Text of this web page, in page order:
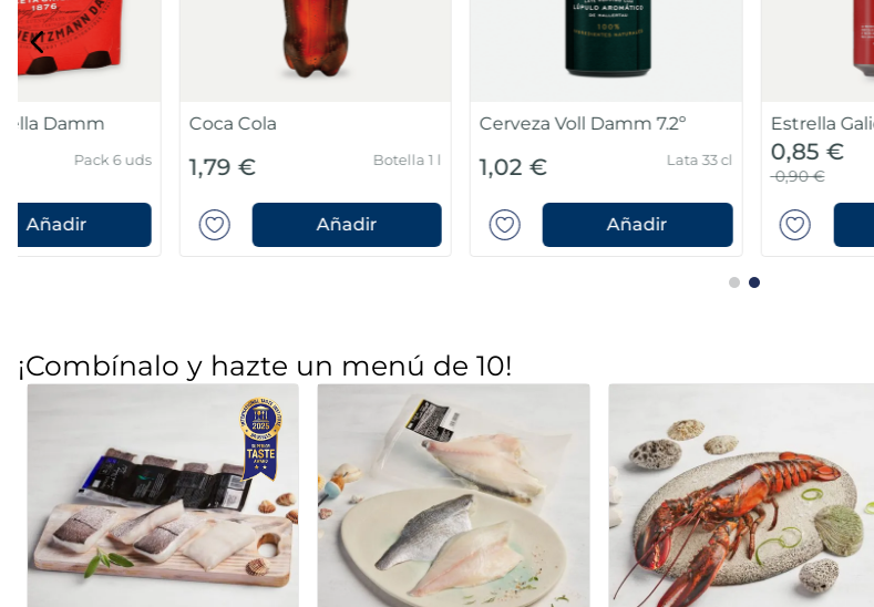
Agua Font Vella
4,50 € Pack 6 unidades
Añadir
1,79 € Botella 1 l
Añadir
Cerveza Estrella Damm
3,66 € Pack 6 uds
Añadir
¡Combínalo y hazte un menú de 10!